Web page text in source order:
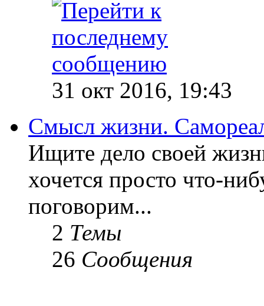
31 окт 2016, 19:43
Смысл жизни.
Ищите дело своей
хочется просто что-
поговорим...
2 Темы
26 Сообщения